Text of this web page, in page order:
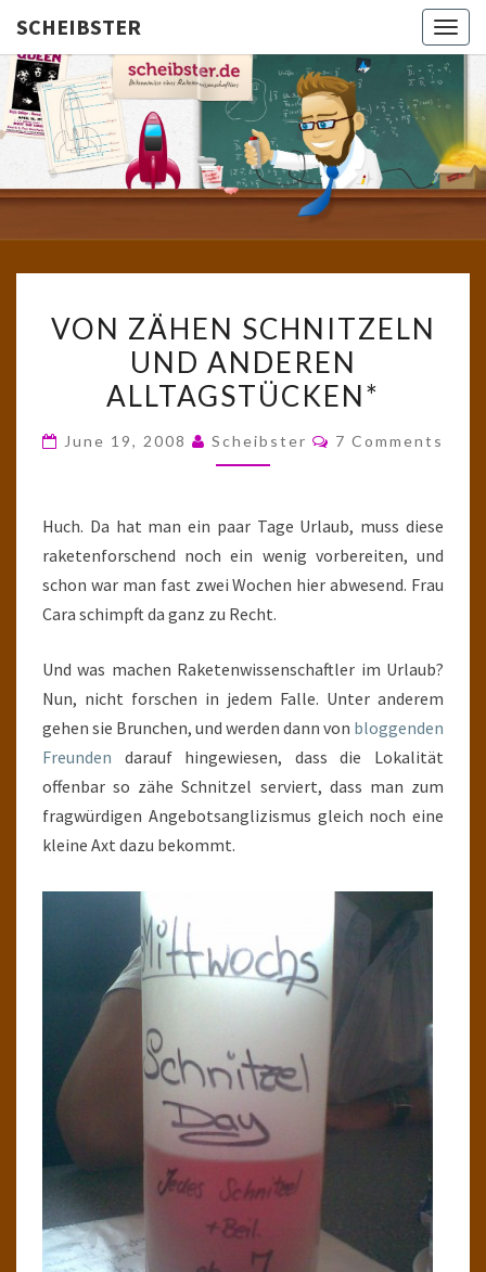
SCHEIBSTER
Gutbürgerliche
Reime Und
Mehr! In
Blogform.
School!
ZÄHEN
SCHNITZELN
UND
ALLTAGSTÜCKEN*
VON ZÄHEN SCHNITZELN
UND ANDEREN
ALLTAGSTÜCKEN*
June 19, 2008 Scheibster Comments
7 Comments
Huch. Da hat man ein paar Tage Urlaub, muss diese
raketenforschend noch ein wenig vorbereiten, und
schon war man fast zwei Wochen hier abwesend. Frau
Cara schimpft da ganz zu Recht.
Und was machen Raketenwissenschaftler im Urlaub?
Nun, nicht forschen in jedem Falle. Unter anderem
gehen sie Brunchen, und werden dann von bloggenden
Freunden darauf hingewiesen, dass die Lokalität
offenbar so zähe Schnitzel serviert, dass man zum
fragwürdigen Angebotsanglizismus gleich noch eine
kleine Axt dazu bekommt.